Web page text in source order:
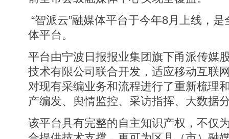
“智派云”融媒体平台于今年8月上线，
体平台。
平台由宁波日报报业集团旗下甬派传媒
技术有限公司联合开发，适应移动互联
对现有采编业务和流程进行了重新梳理
产编发、舆情监控、采访指挥、大数据
该平台具有完整的自主知识产权，不仅